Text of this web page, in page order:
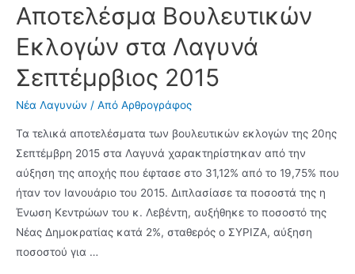
μήνες
φυλάκιση
όποιον
παριστάνει
νταή
Αποτελέσμα Βουλευτικών
Εκλογών στα Λαγυνά
Σεπτέμρβιος 2015
Νέα Λαγυνών / Από Αρθρογράφος
Τα τελικά αποτελέσματα των βουλευτικών εκλογών της 20ης
Σεπτέμβρη 2015 στα Λαγυνά χαρακτηρίστηκαν από την
αύξηση της αποχής που έφτασε στο 31,12% από το 19,75% που
ήταν τον Ιανουάριο του 2015. Διπλασίασε τα ποσοστά της η
Ένωση Κεντρώων του κ. Λεβέντη, αυξήθηκε το ποσοστό της
Νέας Δημοκρατίας κατά 2%, σταθερός ο ΣΥΡΙΖΑ, αύξηση
ποσοστού για …